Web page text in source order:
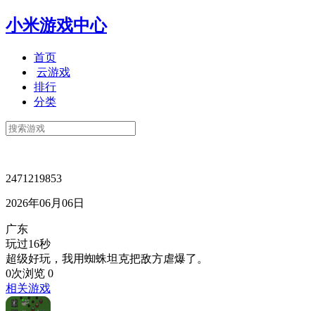
小米游戏中心
首页
云游戏
排行
分类
2471219853
2026年06月06日
广东
玩过16秒
超级好玩，我用蜘蛛坦克把敌方虐爆了。
0次浏览 0
相关游戏